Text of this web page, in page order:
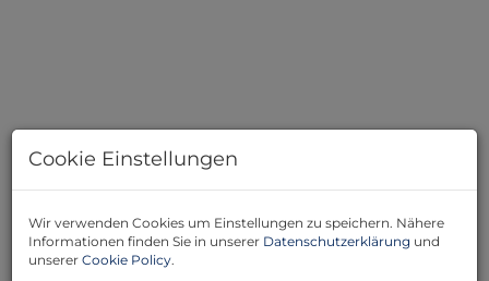
Beschreibung
Cookie Einstellungen
Wir verwenden Cookies um Einstellungen zu speichern. Nähere
Informationen finden Sie in unserer Datenschutzerklärung und
unserer Cookie Policy.